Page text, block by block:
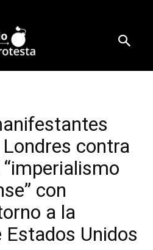
contra
con
a la
Estados Unidos